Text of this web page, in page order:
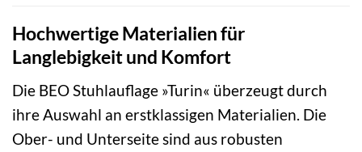
Hochwertige Materialien für
Langlebigkeit und Komfort
Die BEO Stuhlauflage »Turin« überzeugt durch
ihre Auswahl an erstklassigen Materialien. Die
Ober- und Unterseite sind aus robusten